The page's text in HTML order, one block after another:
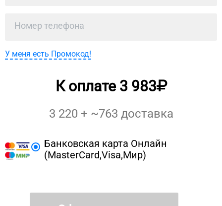
У меня есть Промокод!
К оплате 3 983
3 220 + ~763 доставка
Банковская карта Онлайн
(MasterCard,Visa,Мир)